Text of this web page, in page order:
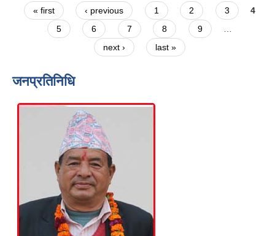
Pages
« first ‹ previous 1 2 3
4
5
6 7 8 9
next ›
last »
जनप्रतिनिधि